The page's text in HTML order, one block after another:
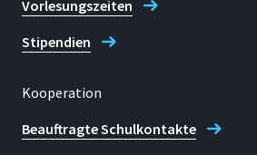
Vorlesungszeiten
Stipendien
Kooperation
Beauftragte Schulkontakte